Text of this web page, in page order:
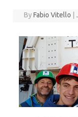
ByFabio Vitello